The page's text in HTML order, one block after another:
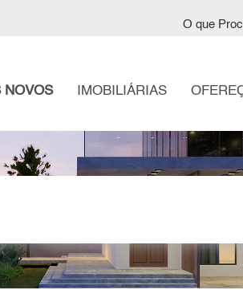
O que
NOVOS IMOBILIÁRIAS